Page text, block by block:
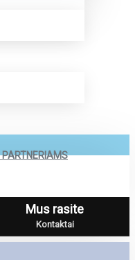
Mus rasite
Kontaktai